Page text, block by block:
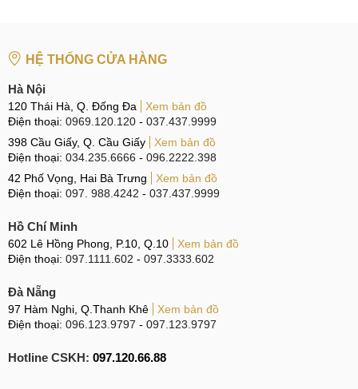
Thay vỏ Samsung Galaxy J7 giá bao nhiêu
HỆ THỐNG CỬA HÀNG
Hà Nội
120 Thái Hà, Q. Đống Đa
Xem bản đồ
Điện thoại: 0969.120.120 - 037.437.9999
398 Cầu Giấy, Q. Cầu Giấy
Xem bản đồ
Điện thoại: 034.235.6666 - 096.2222.398
42 Phố Vọng, Hai Bà Trưng
Xem bản đồ
Điện thoại: 097. 988.4242 - 037.437.9999
Hồ Chí Minh
602 Lê Hồng Phong, P.10, Q.10
Xem bản đồ
Điện thoại: 097.1111.602 - 097.3333.602
Đà Nẵng
97 Hàm Nghi, Q.Thanh Khê
Xem bản đồ
Điện thoại: 096.123.9797 - 097.123.9797
Hotline CSKH: 097.120.66.88